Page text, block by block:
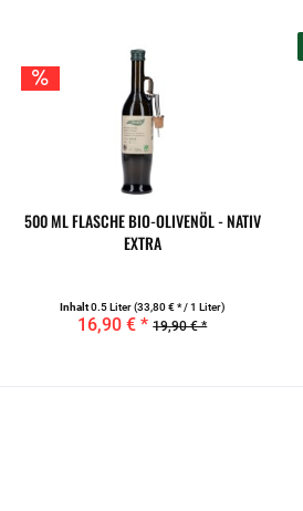
500 ML FLASCHE BIO-OLIVENÖL - NATIV
EXTRA
Inhalt0.5 Liter(33,80 € * / 1 Liter)
16,90 € * 19,90 € *